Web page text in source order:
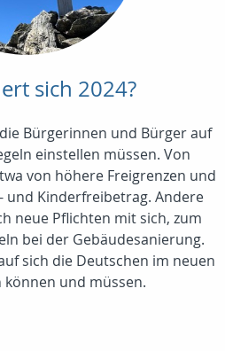
sich 2024?
Bürgerinnen und Bürger auf
einstellen müssen. Von
von höhere Freigrenzen und
und Kinderfreibetrag. Andere
neue Pflichten mit sich, zum
bei der Gebäudesanierung.
sich die Deutschen im neuen
können und müssen.